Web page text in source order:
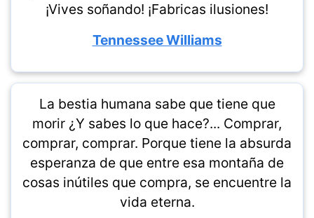
¡Vives soñando! ¡Fabricas ilusiones!
Tennessee Williams
La bestia humana sabe que tiene que
morir ¿Y sabes lo que hace?... Comprar,
comprar, comprar. Porque tiene la absurda
esperanza de que entre esa montaña de
cosas inútiles que compra, se encuentre la
vida eterna.